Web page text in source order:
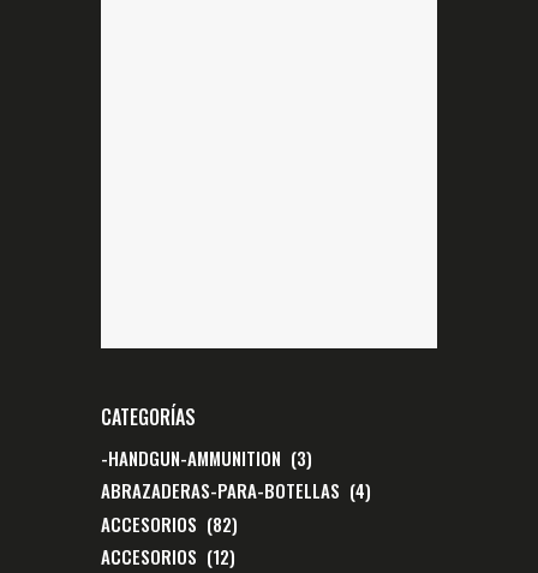
CATEGORÍAS
-HANDGUN-AMMUNITION (3)
ABRAZADERAS-PARA-BOTELLAS (4)
ACCESORIOS (82)
ACCESORIOS (12)